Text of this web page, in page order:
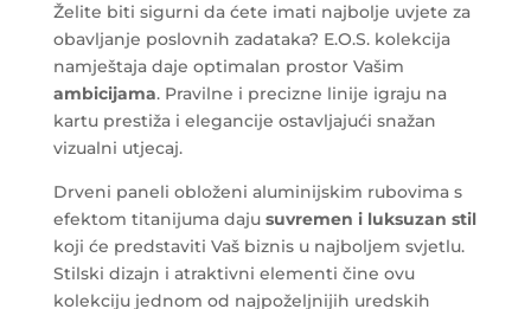
Želite biti sigurni da ćete imati najbolje uvjete za
obavljanje poslovnih zadataka? E.O.S. kolekcija
namještaja daje optimalan prostor Vašim
ambicijama. Pravilne i precizne linije igraju na
kartu prestiža i elegancije ostavljajući snažan
vizualni utjecaj.
Drveni paneli obloženi aluminijskim rubovima s
efektom titanijuma dajusuvremen i luksuzan stil
koji će predstaviti Vaš biznis u najboljem svjetlu.
Stilski dizajn i atraktivni elementi čine ovu
kolekciju jednom od najpoželjnijih uredskih